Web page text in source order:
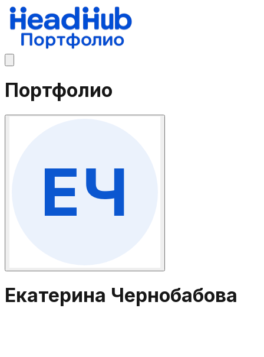
Портфолио
Екатерина Чернобабова